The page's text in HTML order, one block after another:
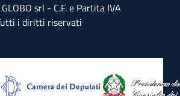
srl - C.F. e Partita IVA
i diritti riservati